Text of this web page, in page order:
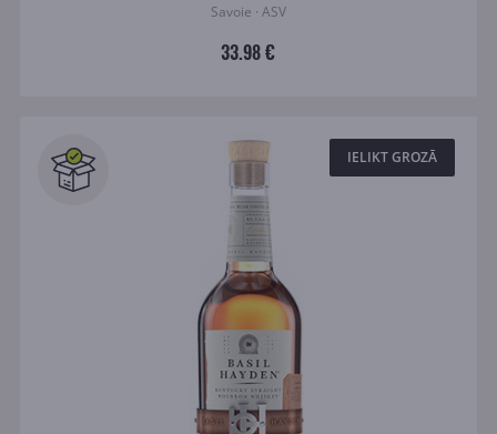
Savoie · ASV
33.98 €
IELIKT GROZĀ